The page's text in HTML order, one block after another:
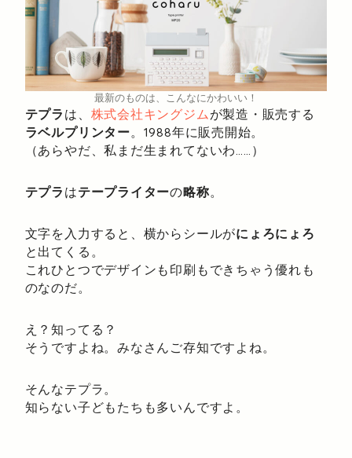
最新のものは、こんなにかわいい！
テプラ は、 株式会社キングジムが製造・販売する
ラベルプリンター。1988年に販売開始。
（あらやだ、私まだ生まれてないわ……）
テプラ はテープライターの略称。
文字を入力すると、横からシールがにょろにょろ
と出てくる。
これひとつでデザインも印刷もできちゃう優れも
のなのだ。
え？知ってる？
そうですよね。みなさんご存知ですよね。
そんなテプラ。
知らない子どもたちも多いんですよ。